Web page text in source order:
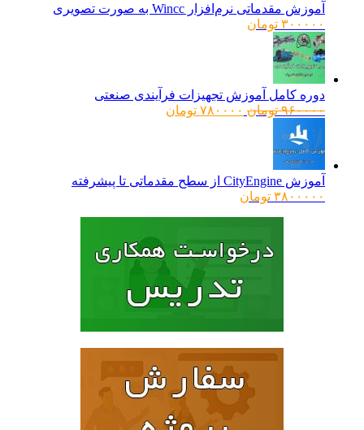
آموزش مقدماتی نرم‌افزار Wincc به صورت تصویری
۳۰۰۰۰۰ تومان
دوره کامل آموزش تجهیزات فرآیندی صنعتی
۹۶۰۰۰۰ تومانقیمت
۷۸۰۰۰۰ تومانقیمت
آموزش CityEngine از سطح مقدماتی تا پیشرفته
۳۸۰۰۰۰۰ تومان